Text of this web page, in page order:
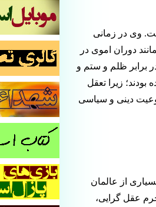
وی در زمانی
دوران اموی در
برابر ظلم و ستم و
زیرا تعقل
دینی و سیاسی
از عالمان
عقل گرایی،